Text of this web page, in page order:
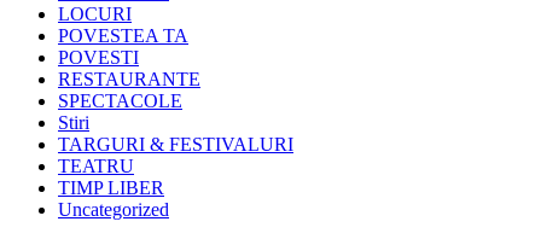
LOCURI
POVESTEA TA
POVESTI
RESTAURANTE
SPECTACOLE
Stiri
TARGURI & FESTIVALURI
TEATRU
TIMP LIBER
Uncategorized